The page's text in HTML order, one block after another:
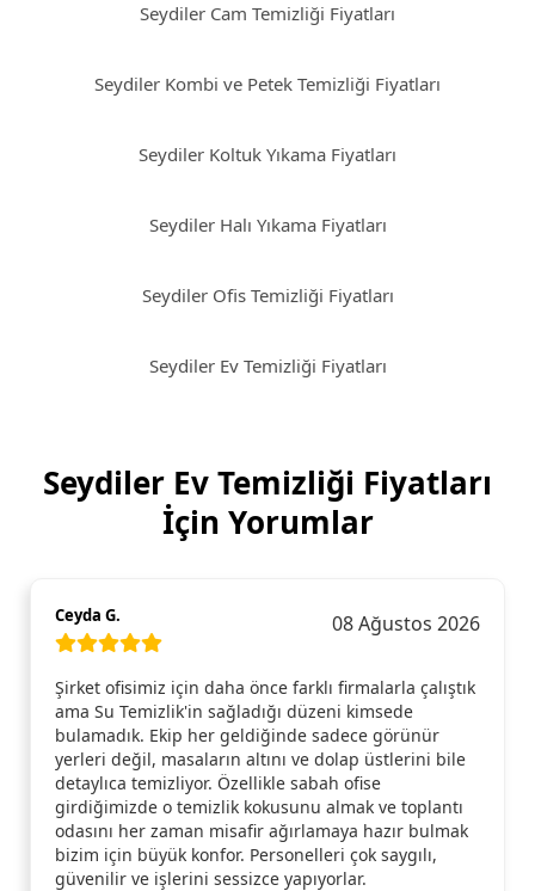
Seydiler Cam Temizliği Fiyatları
Seydiler Kombi ve Petek Temizliği Fiyatları
Seydiler Koltuk Yıkama Fiyatları
Seydiler Halı Yıkama Fiyatları
Seydiler Ofis Temizliği Fiyatları
Seydiler Ev Temizliği Fiyatları
Seydiler Ev Temizliği Fiyatları
İçin Yorumlar
Ceyda G. 08 Ağustos 2026
Şirket ofisimiz için daha önce farklı firmalarla çalıştık
ama Su Temizlik'in sağladığı düzeni kimsede
bulamadık. Ekip her geldiğinde sadece görünür
yerleri değil, masaların altını ve dolap üstlerini bile
detaylıca temizliyor. Özellikle sabah ofise
girdiğimizde o temizlik kokusunu almak ve toplantı
odasını her zaman misafir ağırlamaya hazır bulmak
bizim için büyük konfor. Personelleri çok saygılı,
güvenilir ve işlerini sessizce yapıyorlar.